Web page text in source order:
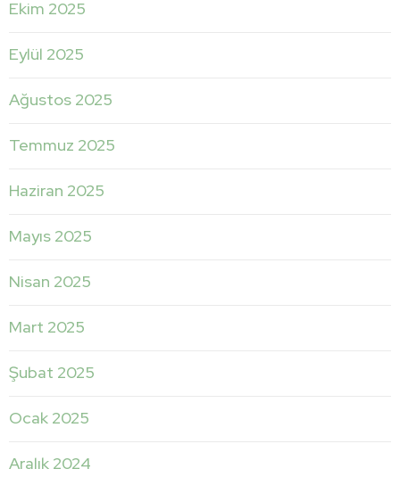
Ekim 2025
Eylül 2025
Ağustos 2025
Temmuz 2025
Haziran 2025
Mayıs 2025
Nisan 2025
Mart 2025
Şubat 2025
Ocak 2025
Aralık 2024